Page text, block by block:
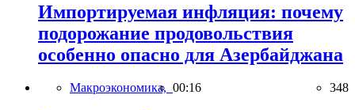
Импортируемая инфляция: почему
подорожание продовольствия
особенно опасно для Азербайджана
Макроэкономика, 00:16 348